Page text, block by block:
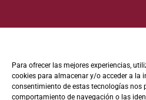
Para ofrecer las mejores experiencias,
cookies para almacenar y/o acceder a la
consentimiento de estas tecnologías nos
comportamiento de navegación o las